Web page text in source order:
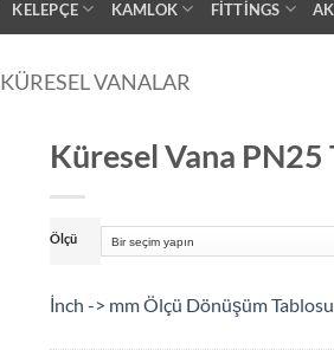
KELEPÇE KAMLOK FITTINGS
KÜRESEL VANALAR
Küresel Vana PN25
Ölçü
İnch -> mm Ölçü Dönüşüm Tablosu